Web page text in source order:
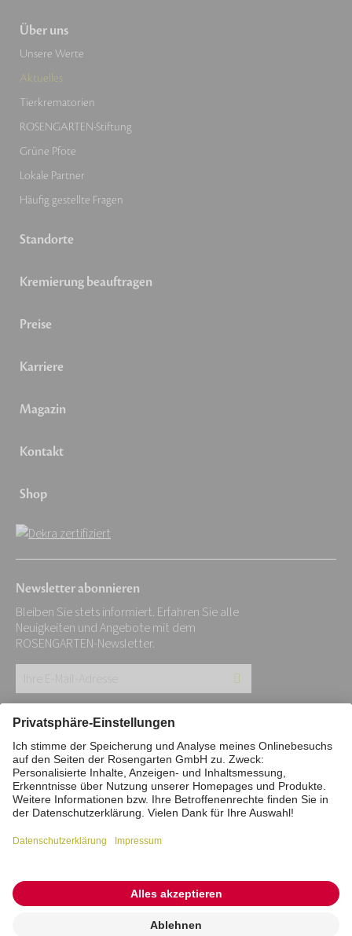
Über uns
Unsere Werte
Aktuelles
Tierkrematorien
ROSENGARTEN-Stiftung
Grüne Pfote
Lokale Partner
Häufig gestellte Fragen
Standorte
Kremierung beauftragen
Preise
Karriere
Magazin
Kontakt
Shop
Newsletter abonnieren
Bleiben Sie stets informiert. Erfahren Sie alle
Neuigkeiten und Angebote mit dem
ROSENGARTEN-Newsletter.
E-
Mail-
Adresse:
*
Impressum Datenschutz
Stiftung
Interne Meldestelle
Zahlungsmittel
Barrierefreiheitserklärung
Vertrag widerrufen
© 2026 ROSENGARTEN-Tierbestattung